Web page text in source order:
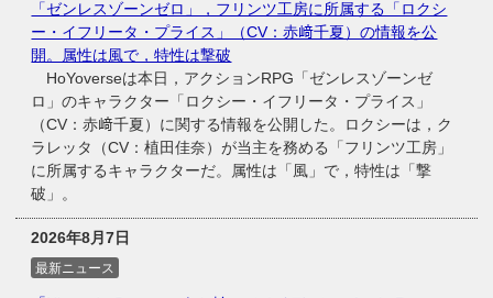
「ゼンレスゾーンゼロ」，フリンツ工房に所属する「ロクシ
ー・イフリータ・プライス」（CV：赤﨑千夏）の情報を公
開。属性は風で，特性は撃破
HoYoverseは本日，アクションRPG「ゼンレスゾーンゼ
ロ」のキャラクター「ロクシー・イフリータ・プライス」
（CV：赤﨑千夏）に関する情報を公開した。ロクシーは，ク
ラレッタ（CV：植田佳奈）が当主を務める「フリンツ工房」
に所属するキャラクターだ。属性は「風」で，特性は「撃
破」。
2026年8月7日
最新ニュース